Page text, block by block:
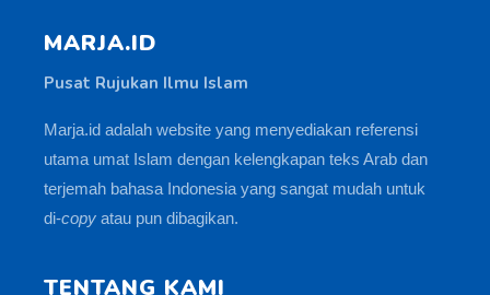
MARJA.ID
Pusat Rujukan Ilmu Islam
Marja.id adalah website yang menyediakan referensi
utama umat Islam dengan kelengkapan teks Arab dan
terjemah bahasa Indonesia yang sangat mudah untuk
di-copy atau pun dibagikan.
TENTANG KAMI